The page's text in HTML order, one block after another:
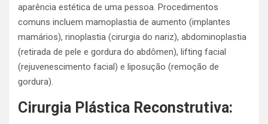
aparência estética de uma pessoa. Procedimentos
comuns incluem mamoplastia de aumento (implantes
mamários), rinoplastia (cirurgia do nariz), abdominoplastia
(retirada de pele e gordura do abdômen), lifting facial
(rejuvenescimento facial) e liposução (remoção de
gordura).
Cirurgia Plástica Reconstrutiva: